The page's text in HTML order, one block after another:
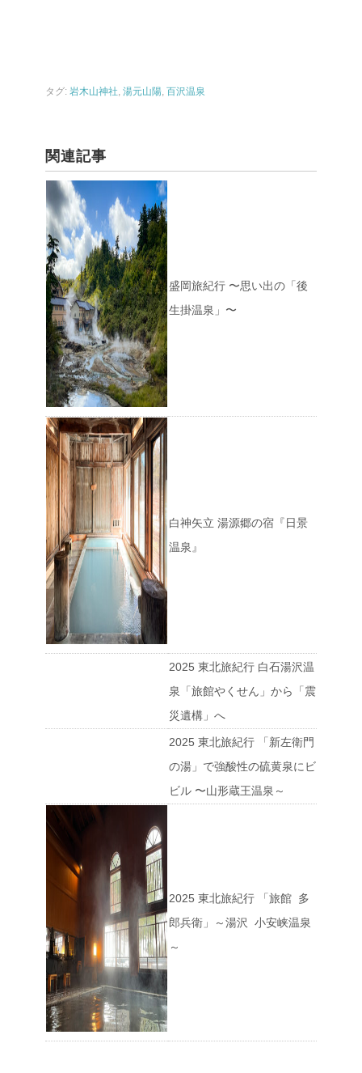
タグ: 岩木山神社, 湯元山陽, 百沢温泉
関連記事
盛岡旅紀行 〜思い出の「後
生掛温泉」〜
白神矢立 湯源郷の宿『日景
温泉』
2025 東北旅紀行 白石湯沢温
泉「旅館やくせん」から「震
災遺構」へ
2025 東北旅紀行 「新左衛門
の湯」で強酸性の硫黄泉にビ
ビル 〜山形蔵王温泉～
2025 東北旅紀行 「旅館 多
郎兵衛」～湯沢 小安峡温泉
～